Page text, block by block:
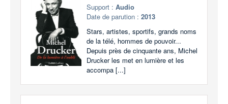
Support : Audio
Date de parution : 2013
Stars, artistes, sportifs, grands noms
de la télé, hommes de pouvoir...
Depuis près de cinquante ans, Michel
Drucker les met en lumière et les
accompa [...]